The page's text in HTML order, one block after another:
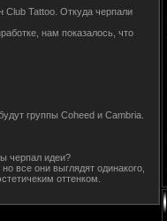
Club Tattoo. Откуда черпали
нам показалось, что
группы Coheed и Cambria.
черпал идеи?
все они выглядят одинакого,
оттенком.